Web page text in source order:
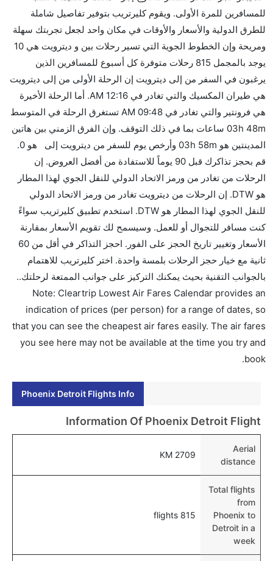
نعم. توفر كل من أسرع رحلات الطيران على هذا الطريق،
هل توفر شركات الطيران مساحة إضافية للنوم؟
كثير من خطوط طيران درجة رجال الأعمال توفر مساحة
إضافية للنوم.
هل يمكنني حمل طعامي الخاص؟
نعم، يمكنك حمل طعامك الخاص، و لكن يجب أن يكون معبئا
بشكل جيد.
هل سيقدم لي الكحول على متن رحلة من إلى ديترويت؟
لا تقدم شركة الطيران الكحول على متن رحلة داخلية. يتم
تقديم الكحول على متن الرحلات الدولية فقط.
ما متوسط أسعار رحلة الدرجة الاقتصادية من إلى ديترويت؟
تتراوح أسعار رحلة الدرجة الاقتصادية من AED 0 إلى AED
0. طيران المكسيك, دلتا, الملكية الأردنية, الخطوط الجوية
الأمريكية, الملكية الهولندية كي إل إم, فيرجن أتلانتيك,
ويست جيت, الخطوط الجوية الفرنسية, ساوث ويست, and
فرونتير يوفرون تذاكر في هذا النطاق من الأسعار.
هل اختيار إنجاز إجراءات السفر عبر الإنترنت متاح في رحلة
إلى ديترويت؟
نعم، يتاح للمسافر خيار إنجاز إجراءات السفر في الرحلة من
هل يمكنني حجز فنادق متوسطة التكلفة بالقرب من مطار
نعم، يمكن حجز فنادق متوسطة التكلفة بالقرب من المطار
هل يتيح ديترويت مطار إمكانية تغيير الحفاض للأطفال؟
للأطفال و الرضع.
للمسافرين للمرة الأولى. ويقوم كليرتريب بتوفير تفاصيل شاملة
للطرق الدولية والأسعار والأوقات في مكان واحد لجعل تجربتك سهلة
ومريحة وإن الخطوط الجوية التي تسير رحلات بين و ديترويت هي 10
يوجد بالمجمل 815 رحلات متوفرة كل أسبوع للمسافرين الذين
يرغبون في السفر من إلى ديترويت إن الرحلة الأولى من إلى ديترويت
هي طيران المكسيك والتي تغادر في 12:16 AM. أما الرحلة الأخيرة
هي فرونتير والتي تغادر في 09:48 AM تستغرق الرحلة في المتوسط
03h 48m ساعات بما في ذلك التوقف. وإن الفرق الزمني بين هاتين
المدينتين هو 03h 58m وأرخص يوم للسفر من ديترويت إلى هو 0.
قم بحجز تذاكرك قبل 90 يوماً للاستفادة من أفضل العروض. إن
الرحلات من تغادر من ورمز الاتحاد الدولي للنقل الجوي لهذا المطار
هو DTW. إن الرحلات من ديترويت تغادر من ورمز الاتحاد الدولي
للنقل الجوي لهذا المطار هو DTW. استخدم تطبيق كليرتريب سواءً
كنت مسافر للتجوال أو للعمل. وسيسمح لك تقويم الأسعار بمقارنة
الأسعار وتغيير تاريخ الحجز على الفور. احجز التذاكر في أقل من 60
ثانية مع خيار حجز الرحلات بلمسة واحدة. اختر كليرتريب للاهتمام
بالجوانب التقنية بحيث يمكنك التركيز على جوانب الممتعة لرحلتك..
Note: Cleartrip Lowest Air Fares Calendar provides an
indication of prices (per person) for a range of dates, so
that you can see the cheapest air fares easily. The air fares
you see here may not be available at the time you try and
book.
Phoenix Detroit Flights Info
Information Of Phoenix Detroit Flight
Aerial
distance
2709 KM
Total flights
from
Phoenix to
Detroit in a
week
815 flights